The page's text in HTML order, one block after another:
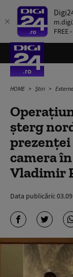
FREE
HOME Știri
șterg
camera
Vladimir
Data publicării: